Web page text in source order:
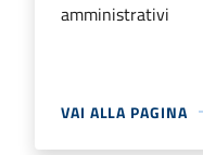
amministrativi
VAI ALLA PAGINA